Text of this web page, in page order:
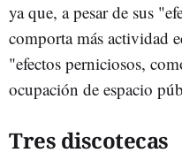
ya que, a pesar de sus
comporta más actividad
"efectos perniciosos,
ocupación de espacio
Tres discotecas